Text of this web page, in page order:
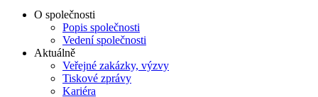
O společnosti
Popis společnosti
Vedení společnosti
Aktuálně
Veřejné zakázky, výzvy
Tiskové zprávy
Kariéra